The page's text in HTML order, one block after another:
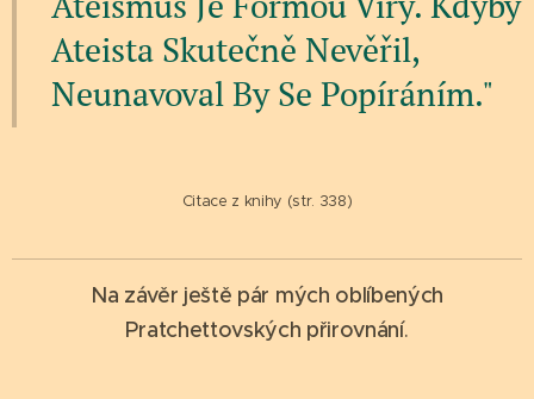
Ateista Skutečně Nevěřil,
Neunavoval By Se Popíráním."
Citace z knihy (str. 338)
Na závěr ještě pár mých oblíbených
Pratchettovských přirovnání.